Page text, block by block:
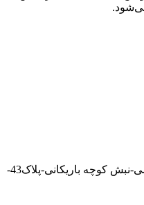
تهران-شهرک اکباتان-فاز1-بلوار نفیسی-نبش کوچه باریکانی-پلاک43-